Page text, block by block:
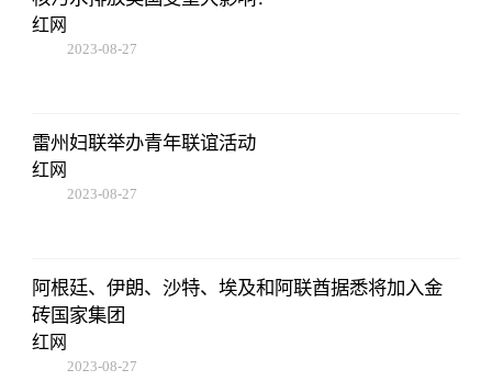
红网
2023-08-27
雷州妇联举办青年联谊活动
红网
2023-08-27
阿根廷、伊朗、沙特、埃及和阿联酋据悉将加入金
砖国家集团
红网
2023-08-27